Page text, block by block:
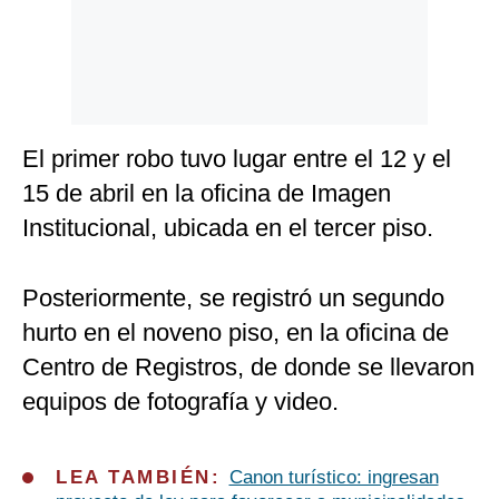
El primer robo tuvo lugar entre el 12 y el
15 de abril en la oficina de Imagen
Institucional, ubicada en el tercer piso.
Posteriormente, se registró un segundo
hurto en el noveno piso, en la oficina de
Centro de Registros, de donde se llevaron
equipos de fotografía y video.
LEA TAMBIÉN: Canon turístico: ingresan